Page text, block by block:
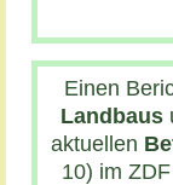
Einen
Landbaus
aktuellen
10) im